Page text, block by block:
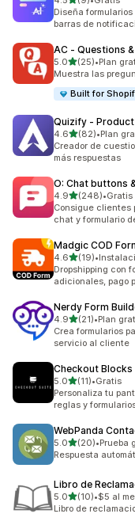
9 reseñas en total
Diseña
barras de
AC ‑ Questions
5.0de 5 estrellas
(25)
25 reseñas en total
•Plan
Muestra las
Built for
Quizify ‑
4.6de 5 estrellas
(82)
82 reseñas en
•Plan
Creador de
más respuestas
O: Chat buttons
4.9de 5 estrellas
(248)
248 reseñas en
•Gratis
Consigue clientes
chat y formulario
Madgic COD
4.6de 5 estrellas
(19)
19 reseñas en total
•
Dropshipping con
adicionales, pago
Nerdy Form
4.9de 5 estrellas
(21)
21 reseñas en total
•Plan
Crea formularios
servicio al cliente
Checkout
5.0de 5 estrellas
(11)
11 reseñas en total
•Gratis
Personaliza tu
reglas y
WebPanda
5.0de 5 estrellas
(20)
20 reseñas en total
•Prueba
Respuesta
Libro de
5.0de 5 estrellas
(10)
10 reseñas en total
•$5 al
Libro de